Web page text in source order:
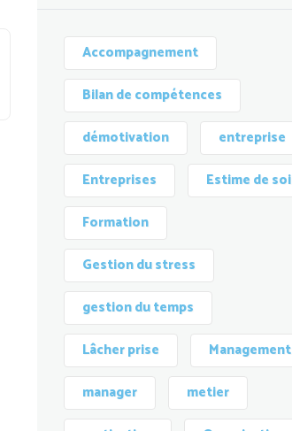
Accompagnement
Bilan de compétences
démotivation
entreprise
Entreprises
Estime de soi
Formation
Gestion du stress
gestion du temps
Lâcher prise
Management
manager
metier